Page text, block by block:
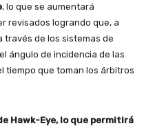
, lo que se aumentará
revisados logrando que, a
través de los sistemas de
ángulo de incidencia de las
tiempo que toman los árbitros
Hawk-Eye, lo que permitirá